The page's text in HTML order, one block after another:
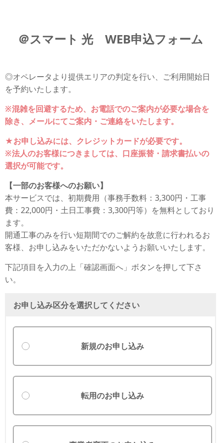
＠スマート 光 WEB申込フォーム
◎オペレータより提供エリアの判定を行い、ご利用開始日
を予約いたします。
※混雑を回避するため、お電話でのご案内が必要な場合を
除き、メールにてご案内・ご連絡をいたします。
★お申し込みには、クレジットカードが必要です。
※法人のお客様につきましては、口座振替・請求書払いの
選択が可能です。
【一部のお客様へのお願い】
本サービスでは、初期費用（事務手数料：3,300円・工事
費：22,000円・土日工事費：3,300円等）を無料としており
ます。
開通工事のみを行い短期間でのご解約を故意に行われるお
客様、お申し込みをいただかないようお願いいたします。
下記項目を入力の上「確認画面へ」ボタンを押して下さ
い。
お申し込み区分を選択してください
新規のお申し込み
転用のお申し込み